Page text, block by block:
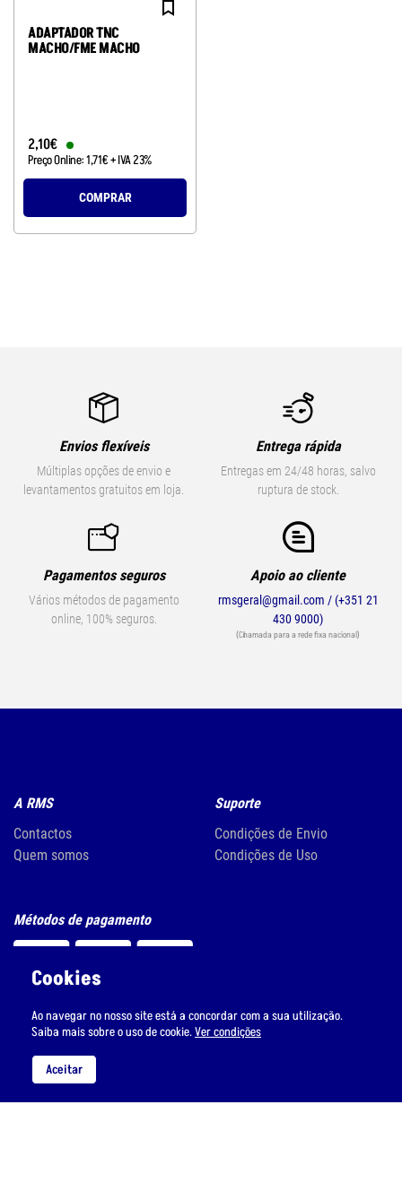
ADAPTADOR TNC
MACHO/FME MACHO
2,10€
Preço Online:1,71€+ IVA 23%
COMPRAR
Envios flexíveis
Múltiplas opções de envio e
levantamentos gratuitos em loja.
Entrega rápida
Entregas em 24/48 horas, salvo
ruptura de stock.
Pagamentos seguros
Vários métodos de pagamento
online, 100% seguros.
Apoio ao cliente
rmsgeral@gmail.com / (+351 21
430 9000)
(Chamada para a rede fixa nacional)
A RMS
Contactos
Quem somos
Suporte
Condições de Envio
Condições de Uso
Métodos de pagamento
Siga-nos nas redes sociais
Cookies
Ao navegar no nosso site está a concordar com a sua utilização.
Saiba mais sobre o uso de cookie.Ver condições
Aceitar